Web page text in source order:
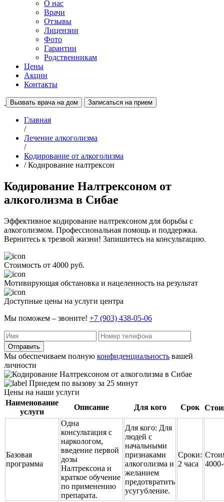
О нас
Врачи
Отзывы
Лицензии
Фото
Гарантии
Родственникам
Цены
Акции
Контакты
Вызвать врача на дом Записаться на прием
Главная
/
Лечение алкоголизма
/
Кодирование от алкоголизма
/ Кодирование налтрексон
Кодирование Налтрексоном от
алкоголизма в Сибае
Эффективное кодирование налтрексоном для борьбы с
алкоголизмом. Профессиональная помощь и поддержка.
Вернитесь к трезвой жизни! Запишитесь на консультацию.
Стоимость от 4000 руб.
Мотивирующая обстановка и нацеленность на результат
Доступные цены на услуги центра
Мы поможем – звоните! +7 (903) 438-05-06
Отправить
Мы обеспечиваем полную конфиденциальность вашей
личности
Приедем по вызову за 25 минут
Цены на наши услуги
Наименование
услуги
Описание Для кого Срок
Базовая
программа
Одна
консультация с
наркологом,
введение первой
дозы
Налтрексона и
краткое обучение
по применению
препарата.
Для кого: Для
людей с
начальными
признаками
алкоголизма и
желанием
предотвратить
усугубление.
Сроки:
2 часа